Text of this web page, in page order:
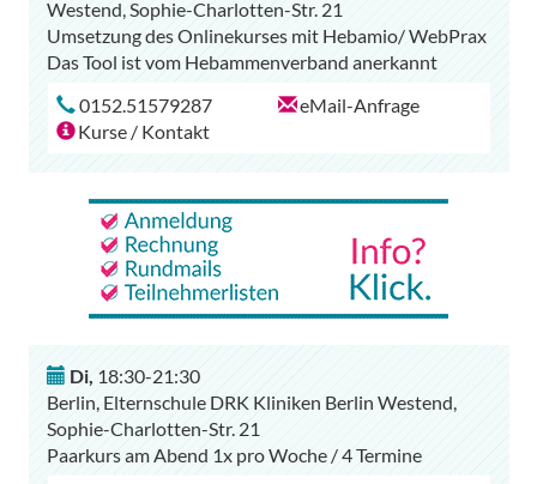
Westend, Sophie-Charlotten-Str. 21
Umsetzung des Onlinekurses mit Hebamio/ WebPrax
Das Tool ist vom Hebammenverband anerkannt
0152.51579287
eMail-Anfrage
Kurse / Kontakt
Di, 18:30-21:30
Berlin, Elternschule DRK Kliniken Berlin Westend,
Sophie-Charlotten-Str. 21
Paarkurs am Abend 1x pro Woche / 4 Termine